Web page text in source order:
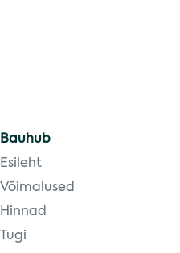
Bauhub
Esileht
Võimalused
Hinnad
Tugi